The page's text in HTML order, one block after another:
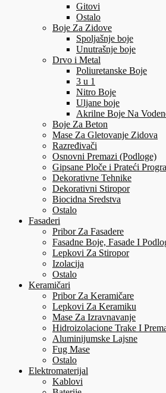
Gitovi
Ostalo
Boje Za Zidove
Spoljašnje boje
Unutrašnje boje
Drvo i Metal
Poliuretanske Boje
3 u 1
Nitro Boje
Uljane boje
Akrilne Boje Na
Boje Za Beton
Mase Za Gletovanje Zidova
Razređivači
Osnovni Premazi (Podloge)
Gipsane Ploče i Prateći
Dekorativne Tehnike
Dekorativni Stiropor
Biocidna Sredstva
Ostalo
Fasaderi
Pribor Za Fasadere
Fasadne Boje, Fasade I
Lepkovi Za Stiropor
Izolacija
Ostalo
Keramičari
Pribor Za Keramičare
Lepkovi Za Keramiku
Mase Za Izravnavanje
Hidroizolacione Trake I
Aluminijumske Lajsne
Fug Mase
Ostalo
Elektromaterijal
Kablovi